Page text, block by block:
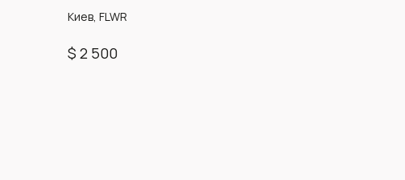
Киев, FLWR
$ 2 500